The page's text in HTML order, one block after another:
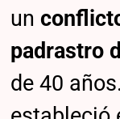
un
padrastro
de 40